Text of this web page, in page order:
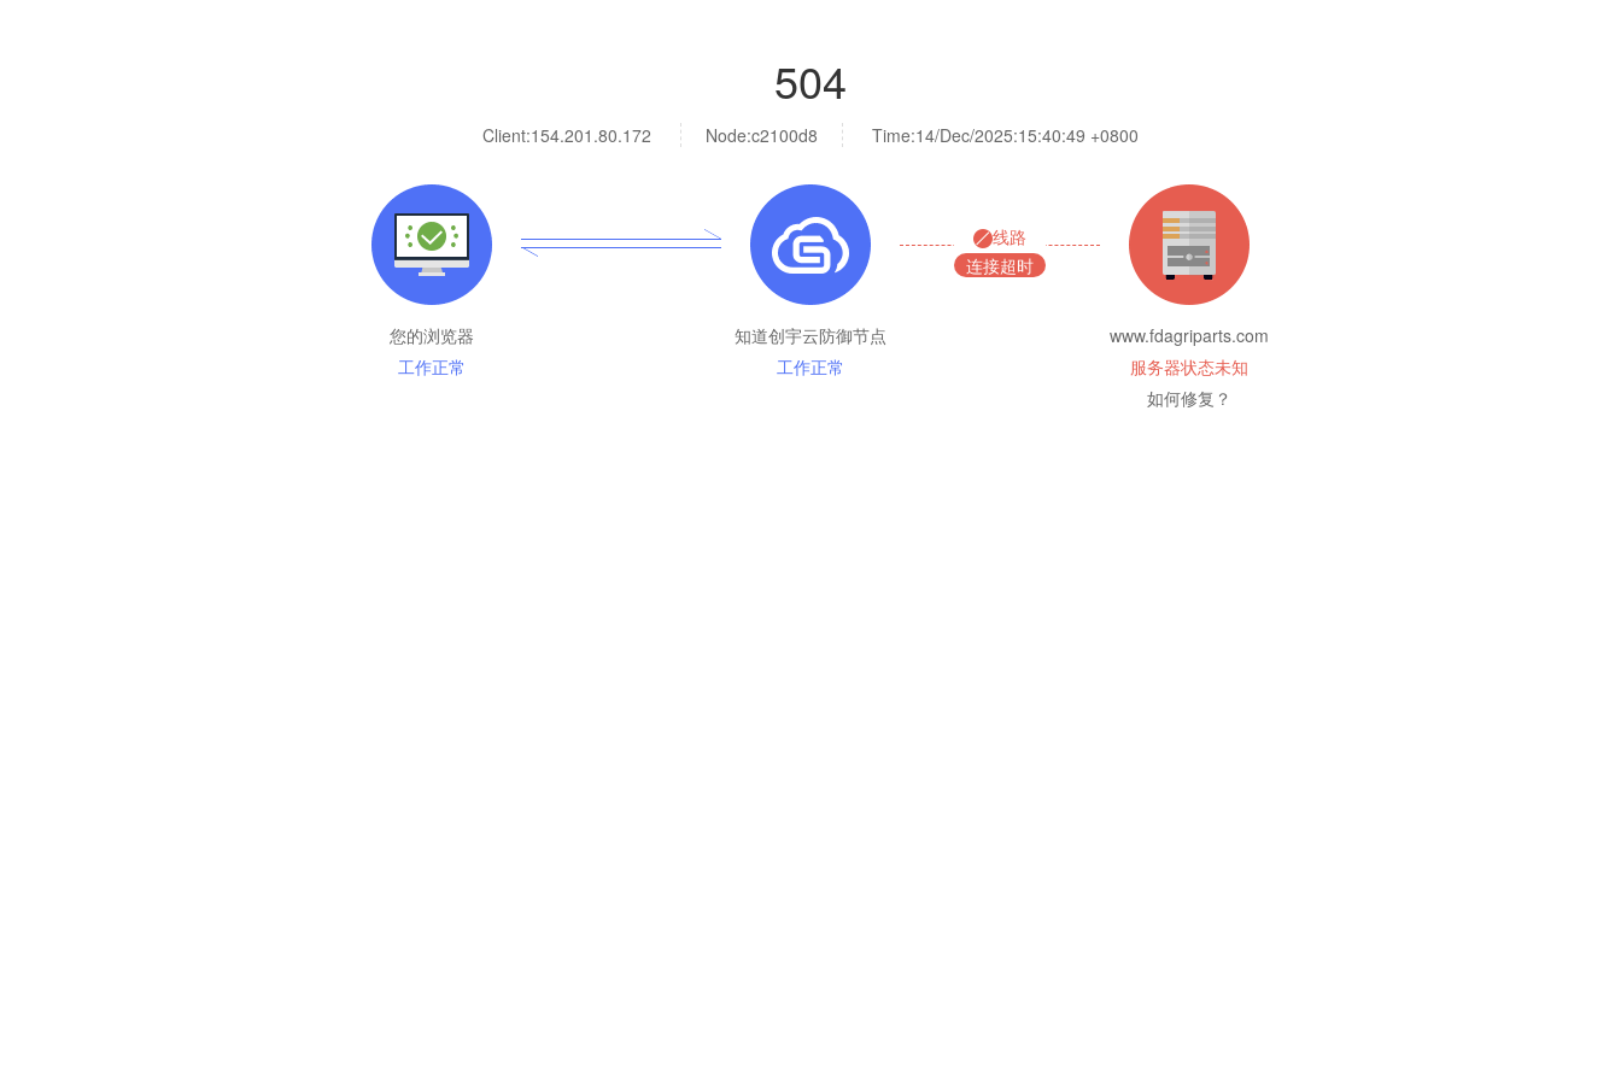
504
Client:154.201.80.172 Node:c2100d8 Time:14/Dec/2025:15:40:49 +0800
您的浏览器
工作正常
知道创宇云防御节点
工作正常
线路
连接超时
www.fdagriparts.com
服务器状态未知
如何修复？